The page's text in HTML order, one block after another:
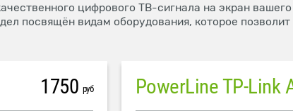
цифрового ТВ-сигнала на экран вашего
посвящён видам оборудования, которое
1750 руб PowerLine TP-Link